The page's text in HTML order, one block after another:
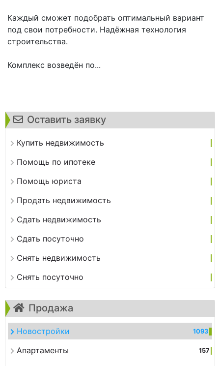
Оставить заявку
Купить недвижимость
Помощь по ипотеке
Помощь юриста
Продать недвижимость
Сдать недвижимость
Сдать посуточно
Снять недвижимость
Снять посуточно
Продажа
Новостройки 1093
Апартаменты 157
Каждый сможет подобрать оптимальный вариант
под свои потребности. Надёжная технология
строительства.
Комплекс возведён по...